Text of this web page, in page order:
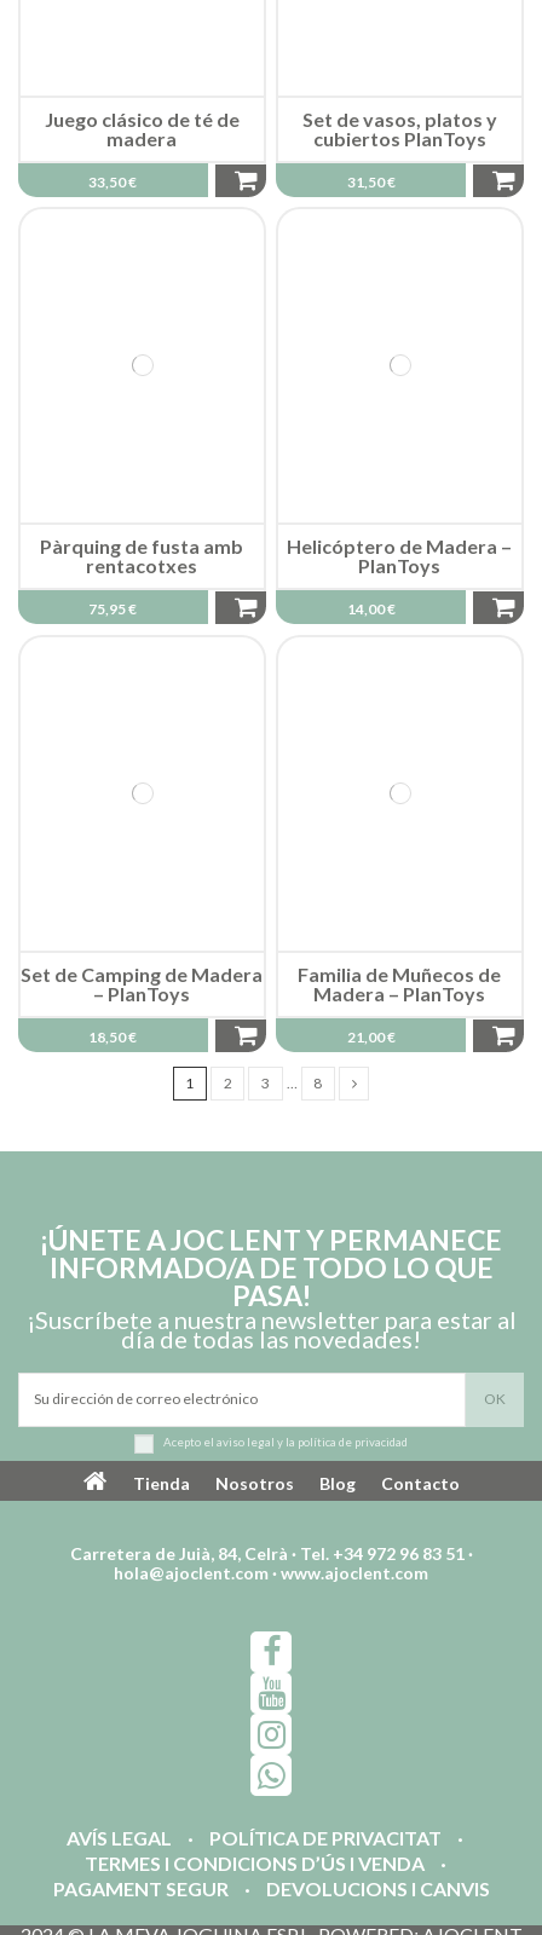
Juego clásico de té de
madera
33,50 €
Set de vasos, platos y
cubiertos PlanToys
31,50 €
Pàrquing de fusta amb
rentacotxes
75,95 €
Helicóptero de Madera –
PlanToys
14,00 €
Set de Camping de Madera
– PlanToys
18,50 €
Familia de Muñecos de
Madera – PlanToys
21,00 €
1 2 3 … 8
¡ÚNETE A JOC LENT Y PERMANECE
INFORMADO/A DE TODO LO QUE
PASA!
¡Suscríbete a nuestra newsletter para estar al
día de todas las novedades!
Acepto el aviso legal y la política de privacidad
Tienda Nosotros Blog Contacto
Carretera de Juià, 84, Celrà · Tel. +34 972 96 83 51 ·
hola@ajoclent.com ·www.ajoclent.com
AVÍS LEGAL
POLÍTICA DE PRIVACITAT
TERMES I CONDICIONS D’ÚS I VENDA
PAGAMENT SEGUR
DEVOLUCIONS I CANVIS